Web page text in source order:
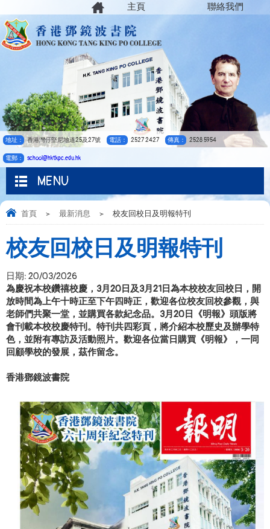
地址： 香港灣仔堅尼地道25及27號 電話： 2527 2427 傳真： 2528 5954
電郵： school@hktkpc.edu.hk
聯絡我們
主頁
MENU
首頁 > 最新消息 > 校友回校日及明報特刊
校友回校日及明報特刊
日期: 20/03/2026
為慶祝本校鑽禧校慶， 3月20 日及3月21 日為本校校友回校日，開
放時間為上午十時正至下午四時正，歡迎各位校友回校參觀，與
老師們共聚一堂，並購買各款紀念品。 3月20 日《明報》頭版將
會刊載本校校慶特刊。特刊共四彩頁，將介紹本校歷史及辦學特
色，並附有專訪及活動照片。歡迎各位當日購買《明報》，一同
回顧學校的發展，茲作留念。
香港鄧鏡波書院